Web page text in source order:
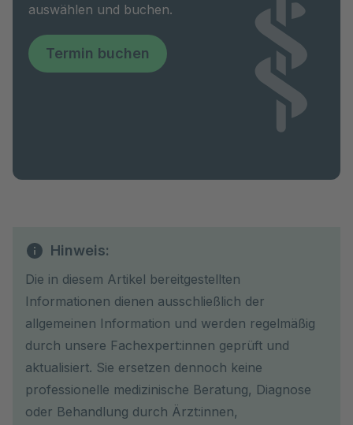
auswählen und buchen.
Termin buchen
Hinweis:
Die in diesem Artikel bereitgestellten
Informationen dienen ausschließlich der
allgemeinen Information und werden regelmäßig
durch unsere Fachexpert:innen geprüft und
aktualisiert. Sie ersetzen dennoch keine
professionelle medizinische Beratung, Diagnose
oder Behandlung durch Ärzt:innen,